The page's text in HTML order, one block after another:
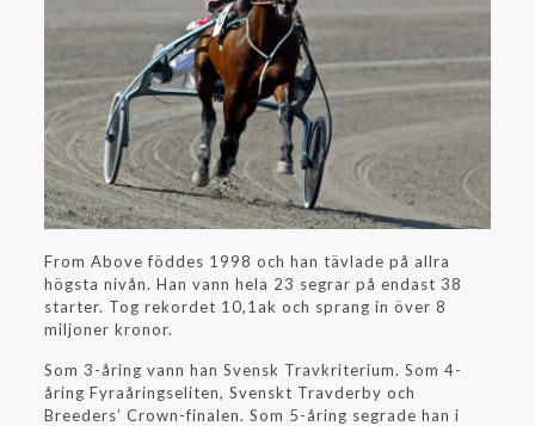
From Above föddes 1998 och han tävlade på allra
högsta nivån. Han vann hela 23 segrar på endast 38
starter. Tog rekordet 10,1ak och sprang in över 8
miljoner kronor.
Som 3-åring vann han Svensk Travkriterium. Som 4-
åring Fyraåringseliten, Svenskt Travderby och
Breeders’ Crown-finalen. Som 5-åring segrade han i